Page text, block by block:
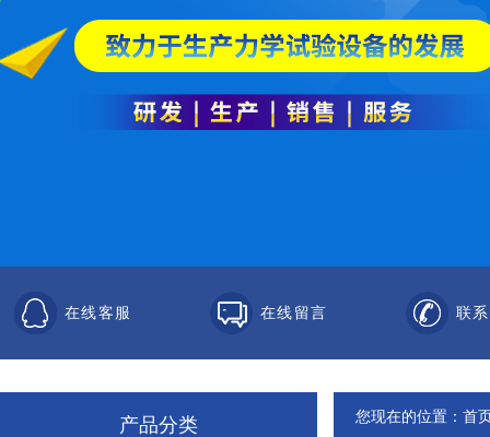
在线客服 在线留言 联
产品分类 您现在的位置： 首